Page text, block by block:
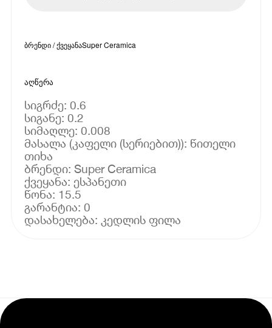
ბრენდი / ქვეყანაSuper Ceramica
აღწერა
სიგრძე: 0.6
სიგანე: 0.2
სიმაღლე: 0.008
მასალა (კაფელი (სერიებით)): წითელი
თიხა
ბრენდი: Super Ceramica
ქვეყანა: ესპანეთი
წონა: 15.5
გარანტია: 0